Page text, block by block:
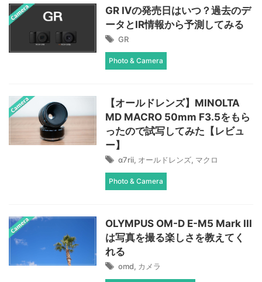
GR Ⅳの発売日はいつ？過去のデ
ータとIR情報から予測してみる
GR
Photo & Camera
【オールドレンズ】MINOLTA
MD MACRO 50mm F3.5をもら
ったので試写してみた【レビュ
ー】
α7rii, オールドレンズ, マクロ
Photo & Camera
OLYMPUS OM-D E-M5 Mark III
は写真を撮る楽しさを教えてく
れる
omd, カメラ